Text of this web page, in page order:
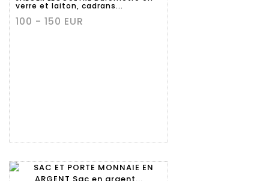
verre et laiton, cadrans...
100 - 150 EUR